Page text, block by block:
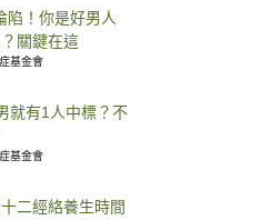
陷！你是好男人
關鍵在這
基金會
就有1人中標？不
基金會
二經絡養生時間